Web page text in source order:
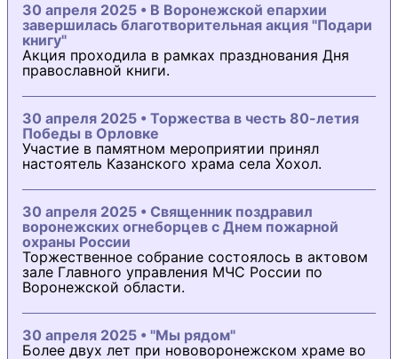
30 апреля 2025 • В Воронежской епархии
завершилась благотворительная акция "Подари
книгу"
Акция проходила в рамках празднования Дня
православной книги.
30 апреля 2025 • Торжества в честь 80-летия
Победы в Орловке
Участие в памятном мероприятии принял
настоятель Казанского храма села Хохол.
30 апреля 2025 • Священник поздравил
воронежских огнеборцев с Днем пожарной
охраны России
Торжественное собрание состоялось в актовом
зале Главного управления МЧС России по
Воронежской области.
30 апреля 2025 • "Мы рядом"
Более двух лет при нововоронежском храме во